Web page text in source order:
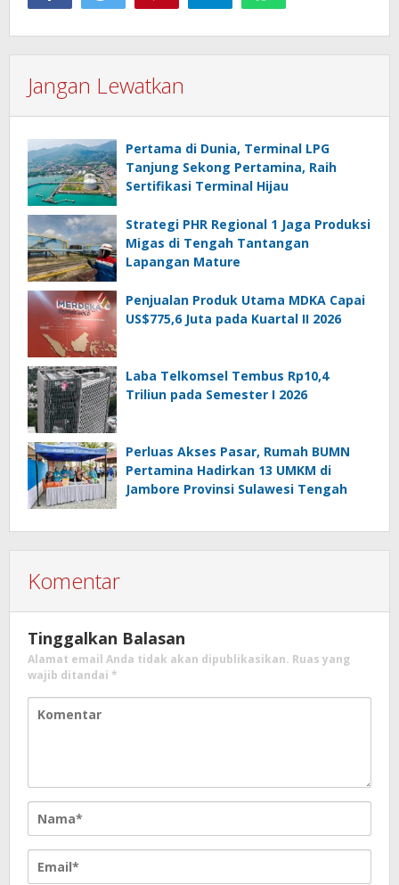
Jangan Lewatkan
Pertama di Dunia, Terminal LPG
Tanjung Sekong Pertamina, Raih
Sertifikasi Terminal Hijau
Strategi PHR Regional 1 Jaga Produksi
Migas di Tengah Tantangan
Lapangan Mature
Penjualan Produk Utama MDKA Capai
US$775,6 Juta pada Kuartal II 2026
Laba Telkomsel Tembus Rp10,4
Triliun pada Semester I 2026
Perluas Akses Pasar, Rumah BUMN
Pertamina Hadirkan 13 UMKM di
Jambore Provinsi Sulawesi Tengah
Komentar
Tinggalkan Balasan
Alamat email Anda tidak akan dipublikasikan. Ruas yang
wajib ditandai *